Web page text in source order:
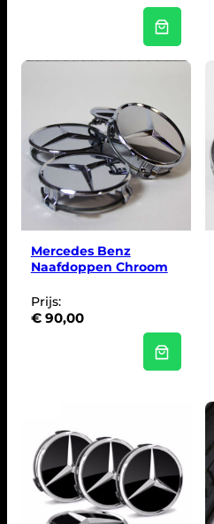
p
n
k
e
l
i
j
k
e
p
r
i
0
,
0
0
.
u
d
i
p
r
i
j
s
i
:
7
0
Mercedes Benz
Naafdoppen Chroom
Prijs:
€90,00